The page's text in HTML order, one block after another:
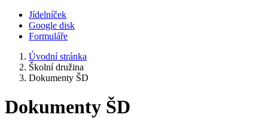
Jídelníček
Google disk
Formuláře
Úvodní stránka
Školní družina
Dokumenty ŠD
Dokumenty ŠD